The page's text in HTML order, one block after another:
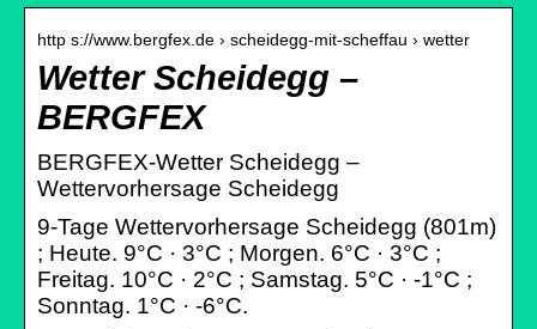
http s://www.bergfex.de › scheidegg-mit-scheffau › wetter
Wetter Scheidegg –
BERGFEX
BERGFEX-Wetter Scheidegg –
Wettervorhersage Scheidegg
9-Tage Wettervorhersage Scheidegg (801m)
; Heute. 9°C · 3°C ; Morgen. 6°C · 3°C ;
Freitag. 10°C · 2°C ; Samstag. 5°C · -1°C ;
Sonntag. 1°C · -6°C.